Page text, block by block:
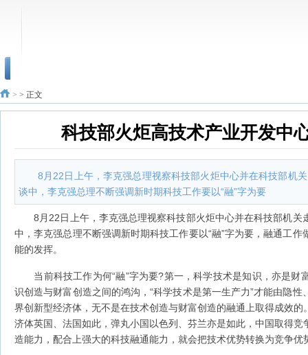
> > 正文
科技部火炬高技术产业开发中
8月22日上午，李克强总理视察科技部火炬中心并在科技部机
谈中，李克强总理不断强调新时期科技工作要以“融”字为要
8月22日上午，李克强总理视察科技部火炬中心并在科技部机关
中，李克强总理不断强调新时期科技工作要以“融”字为要，融通工
能的发挥。
当前科技工作为何“融”字为要?第一，科学技术是知识，亦是财
识创造与财富创造之间的鸿沟，“科学技术是第一生产力”才能由隐
界创新型经济体，无不是在技术创造与财富创造的融通上取得成效
济体英国、法国如此，弹丸小国以色列、芬兰亦是如此，中国取得
造能力，配合上强大的科技融通能力，就会把技术优势转换为竞争优